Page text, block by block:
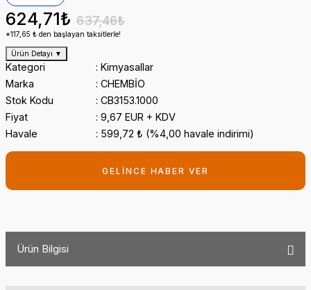
624,71₺ 637,46₺
*117,65 ₺ den başlayan taksitlerle!
Ürün Detayı ▼
Kategori
Kimyasallar
Marka
CHEMBİO
Stok Kodu
CB3153.1000
Fiyat
9,67 EUR + KDV
Havale
599,72 ₺ (%4,00 havale indirimi)
GELİNCE HABER VER
Ürün Bilgisi